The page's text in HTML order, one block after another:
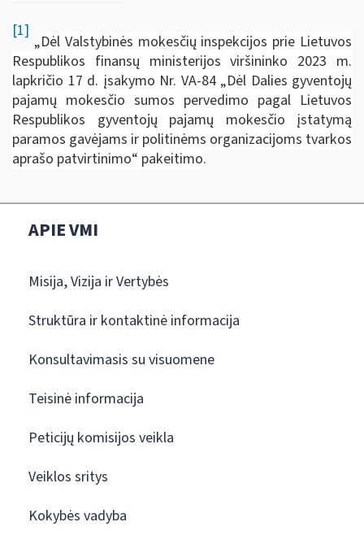
[1]
„Dėl Valstybinės mokesčių inspekcijos prie Lietuvos
Respublikos finansų ministerijos viršininko 2023 m.
lapkričio 17 d. įsakymo Nr. VA-84 „Dėl Dalies gyventojų
pajamų mokesčio sumos pervedimo pagal Lietuvos
Respublikos gyventojų pajamų mokesčio įstatymą
paramos gavėjams ir politinėms organizacijoms tvarkos
aprašo patvirtinimo“ pakeitimo.
APIE VMI
Misija, Vizija ir Vertybės
Struktūra ir kontaktinė informacija
Konsultavimasis su visuomene
Teisinė informacija
Peticijų komisijos veikla
Veiklos sritys
Kokybės vadyba